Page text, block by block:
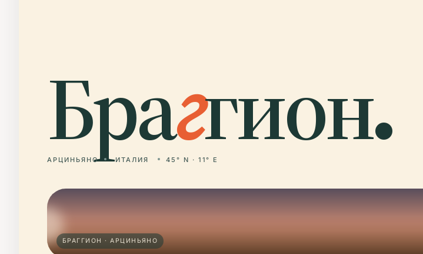
Браггион.
АРЦИНЬЯНО ИТАЛИЯ 45° N · 11° E
БРАГГИОН · АРЦИНЬЯНО